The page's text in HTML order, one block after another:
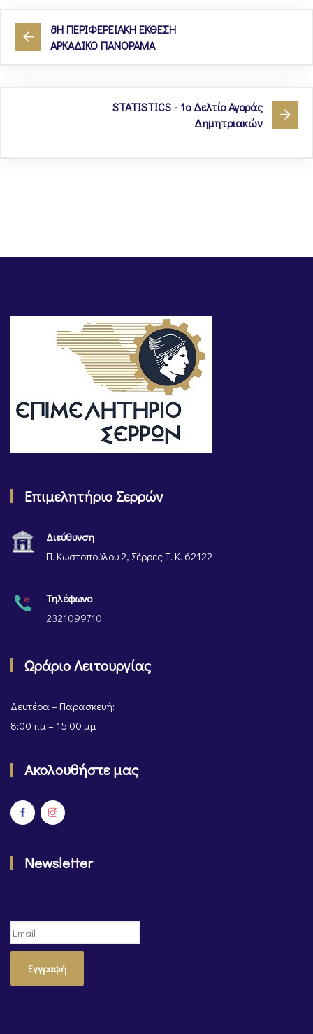
8Η ΠΕΡΙΦΕΡΕΙΑΚΗ ΕΚΘΕΣΗ
ΑΡΚΑΔΙΚΟ ΠΑΝΟΡΑΜΑ
STATISTICS - 1ο Δελτίο Αγοράς
Δημητριακών
Επιμελητήριο Σερρών
Διεύθυνση
Π. Κωστοπούλου 2, Σέρρες Τ. Κ. 62122
Τηλέφωνο
2321099710
Ωράριο Λειτουργίας
Δευτέρα – Παρασκευή:
8:00 πμ – 15:00 μμ
Ακολουθήστε μας
Newsletter
Εγγραφή